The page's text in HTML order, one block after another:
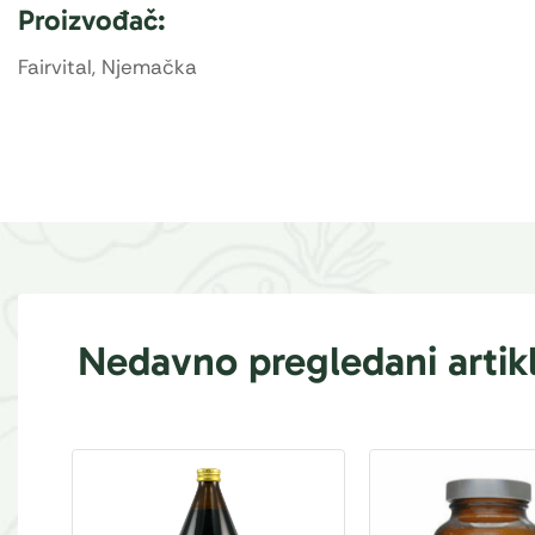
Proizvođač:
Fairvital, Njemačka
Nedavno pregledani